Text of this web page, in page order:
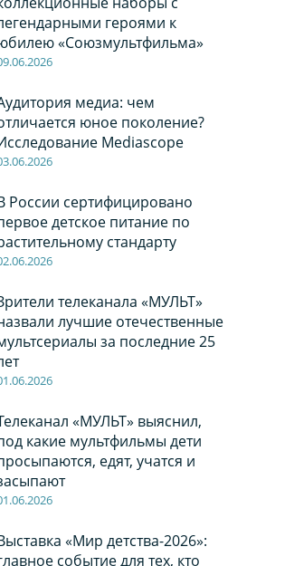
героями к
«Союзмультфильма»
.06.2026
медиа: чем
юное поколение?
Mediascope
.06.2026
России сертифицировано
детское питание по
стандарту
.06.2026
телеканала «МУЛЬТ»
лучшие отечественные
за последние 25
.06.2026
«МУЛЬТ» выяснил,
какие мультфильмы дети
едят, учатся и
.06.2026
«Мир детства-2026»:
событие для тех, кто